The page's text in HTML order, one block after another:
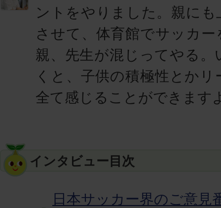
ントをやりました。親に
させて、体育館でサッカ
親、先生が混じってやる
くと、子供の積極性とか
全て感じることができます
インタビュー目次
日本サッカー界のご意